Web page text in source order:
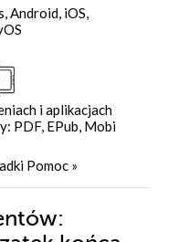
Android, iOS,
i aplikacjach
PDF, EPub, Mobi
Pomoc »